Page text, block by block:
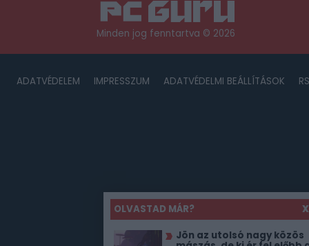
OLVASTAD MÁR?
X
Jön az utolsó nagy közös
Minden jog fenntartva © 2026
ADATVÉDELEM IMPRESSZUM ADATVÉDELMI BEÁLLÍTÁSOK